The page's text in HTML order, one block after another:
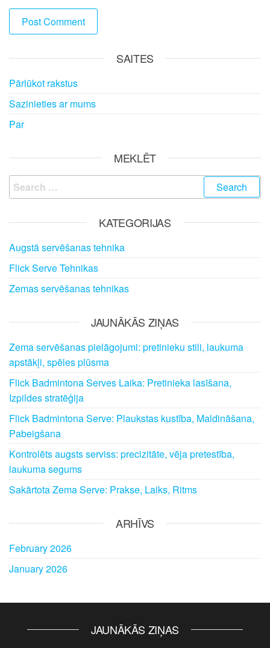
SAITES
Pārlūkot rakstus
Sazinieties ar mums
Par
MEKLĒT
Search
for:
KATEGORIJAS
Augstā servēšanas tehnika
Flick Serve Tehnikas
Zemas servēšanas tehnikas
JAUNĀKĀS ZIŅAS
Zema servēšanas pielāgojumi: pretinieku stili, laukuma
apstākļi, spēles plūsma
Flick Badmintona Serves Laika: Pretinieka lasīšana,
Izpildes stratēģija
Flick Badmintona Serve: Plaukstas kustība, Maldināšana,
Pabeigšana
Kontrolēts augsts serviss: precizitāte, vēja pretestība,
laukuma segums
Sakārtota Zema Serve: Prakse, Laiks, Ritms
ARHĪVS
February 2026
January 2026
JAUNĀKĀS ZIŅAS